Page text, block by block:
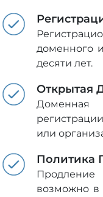
доменного
десяти лет.
Открытая
Доменная
или
Политика
возможно в